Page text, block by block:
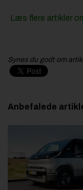
Læs flere artikler
Synes du godt om
Anbefalede